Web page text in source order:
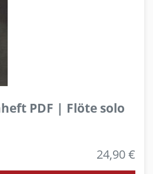
PDF | Flöte solo
24,90 €